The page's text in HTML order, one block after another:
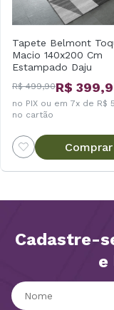
Tapete Belmont
Macio 140x200 Cm
Estampado Daju
R$ 499,90R$
no PIX ou em 7x de R$
no cartão
Comprar
Cadastre-
e